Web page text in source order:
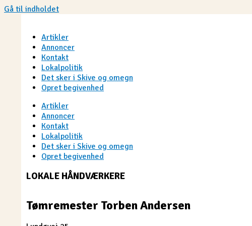
Gå til indholdet
Artikler
Annoncer
Kontakt
Lokalpolitik
Det sker i Skive og omegn
Opret begivenhed
Artikler
Annoncer
Kontakt
Lokalpolitik
Det sker i Skive og omegn
Opret begivenhed
LOKALE HÅNDVÆRKERE
Tømremester Torben Andersen